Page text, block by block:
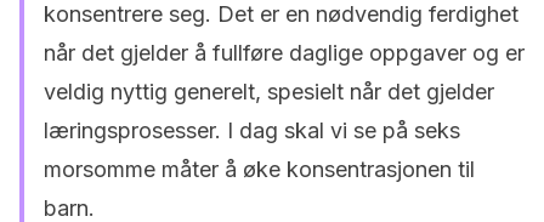
konsentrere seg. Det er en nødvendig ferdighet
når det gjelder å fullføre daglige oppgaver og er
veldig nyttig generelt, spesielt når det gjelder
læringsprosesser. I dag skal vi se på seks
morsomme måter å øke konsentrasjonen til
barn.